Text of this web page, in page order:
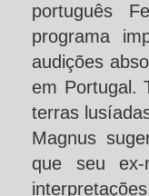
português
programa
audições
em Portugal.
terras
Magnus
que seu ex-